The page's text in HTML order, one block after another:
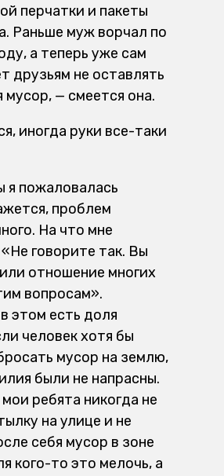
перчатки и пакеты
Раньше муж ворчал по
а теперь уже сам
друзьям не оставлять
мусор, — смеется она.
иногда руки все-таки
пожаловалась
проблем
На что мне
говорите так. Вы
отношение многих
вопросам».
этом есть доля
человек хотя бы
мусор на землю,
были не напрасны.
ребята никогда не
на улице и не
себя мусор в зоне
кого-то это мелочь, а